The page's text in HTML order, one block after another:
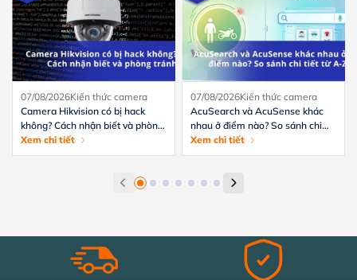
07/08/2026Kiến thức camera
Camera Hikvision có bị hack
không? Cách nhận biết và phòng
tránh hiệu quả
Xem chi tiết
07/08/2026Kiến thức camera
AcuSearch và AcuSense khác
nhau ở điểm nào? So sánh chi
tiết từ A-Z
Xem chi tiết